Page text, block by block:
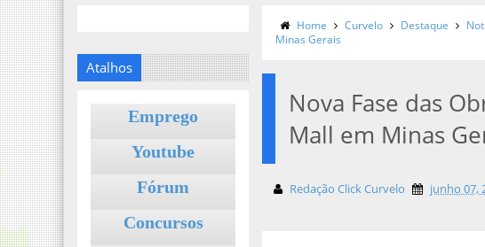
Atalhos
Emprego
Youtube
Fórum
Concursos
Home Curvelo Destaque
Minas Gerais
Nova Fase das
Mall em Minas
Redação Click Curvelo junho 07,